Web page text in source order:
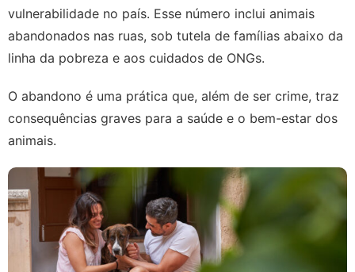
vulnerabilidade no país. Esse número inclui animais
abandonados nas ruas, sob tutela de famílias abaixo da
linha da pobreza e aos cuidados de ONGs.
O abandono é uma prática que, além de ser crime, traz
consequências graves para a saúde e o bem-estar dos
animais.